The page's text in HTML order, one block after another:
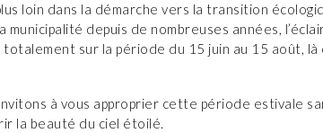
loin dans la démarche vers la transition
municipalité depuis de nombreuses années,
sur la période du 15 juin au 15 août, là
à vous approprier cette période estivale
la beauté du ciel étoilé.